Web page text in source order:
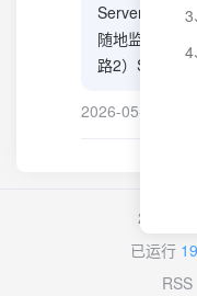
Server-Rust,
随地监控你的
路2）
2026-05-17
2019 -
已运行
RSS